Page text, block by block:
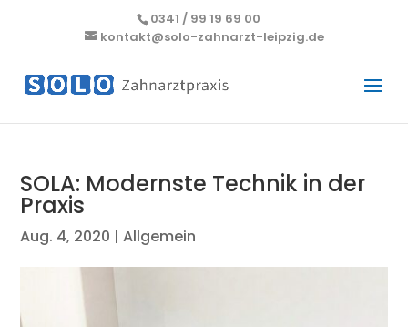
0341 / 99 19 69 00
kontakt@solo-zahnarzt-leipzig.de
SOLA: Modernste Technik in der
Praxis
Aug. 4, 2020 |Allgemein